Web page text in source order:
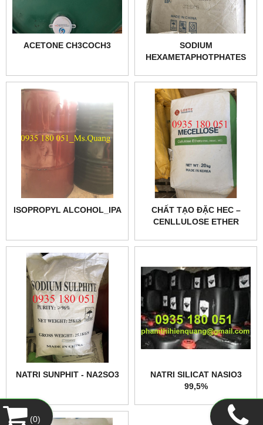
ACETONE CH3COCH3
SODIUM
HEXAMETAPHOTPHATES
ISOPROPYL ALCOHOL_IPA
CHẤT TẠO ĐẶC HEC –
CENLLULOSE ETHER
NATRI SUNPHIT - NA2SO3
NATRI SILICAT NASIO3
99,5%
(0)